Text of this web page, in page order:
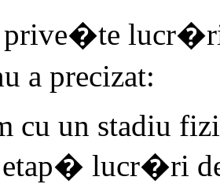
prive�te
a precizat:
cu un stadiu
lucr�ri de